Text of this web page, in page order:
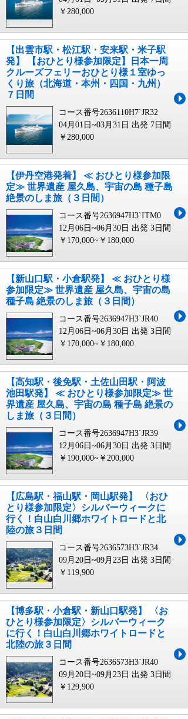
￥280,000
【出雲市駅・松江駅・安来駅・米子駅
発】 【おひとり様参加限定】日本一周
クルーズフェリーおひとり様１室ゆっ
くり旅（北海道・本州・四国・九州）
７日間
コース番号2636110H7`JR32
04月01日~03月31日 出発 7日間
￥280,000
【伊丹空港発着】 ≪ おひとり様参加限
定≫ 世界遺産 屋久島、宇宙の島 種子島
絶景のしま旅（３日間）
コース番号2636947H3`ITM0
12月06日~06月30日 出発 3日間
￥170,000~￥180,000
【新山口駅・小倉駅発】 ≪ おひとり様
参加限定≫ 世界遺産 屋久島、宇宙の島
種子島 絶景のしま旅（３日間）
コース番号2636947H3`JR40
12月06日~06月30日 出発 3日間
￥170,000~￥180,000
【高知駅・後免駅・土佐山田駅・阿波
池田駅発】 ≪ おひとり様参加限定≫ 世
界遺産 屋久島、宇宙の島 種子島 絶景の
しま旅（３日間）
コース番号2636947H3`JR39
12月06日~06月30日 出発 3日間
￥190,000~￥200,000
【広島駅・福山駅・岡山駅発】 〈おひ
とり様参加限定〉シルバーウィークに
行く！白山白川郷ホワイトロードと北
陸の旅３日間
コース番号2636573H3`JR34
09月20日~09月23日 出発 3日間
￥119,900
【博多駅・小倉駅・新山口駅発】 〈お
ひとり様参加限定〉シルバーウィーク
に行く！白山白川郷ホワイトロードと
北陸の旅３日間
コース番号2636573H3`JR40
09月20日~09月23日 出発 3日間
￥129,900